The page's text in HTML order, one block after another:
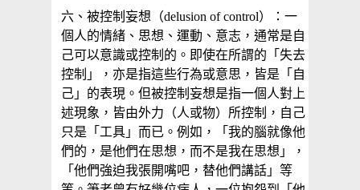
六、被控制妄想（delusion of control）：一
個人的情緒、思想、運動、意志，通常是自
己可以意識或控制的。即使在所謂的「失去
控制」，亦是指這些行為或意思，皆是「自
己」的表現。但被控制妄想是指一個人對上
述現象，皆由外力（人或物）所控制，自己
只是「工具」而已。例如，「我的腦就像他
們的，是他們在思想，而不是我在思想」，
「他們強迫我張開嘴吧，替他們講話」等